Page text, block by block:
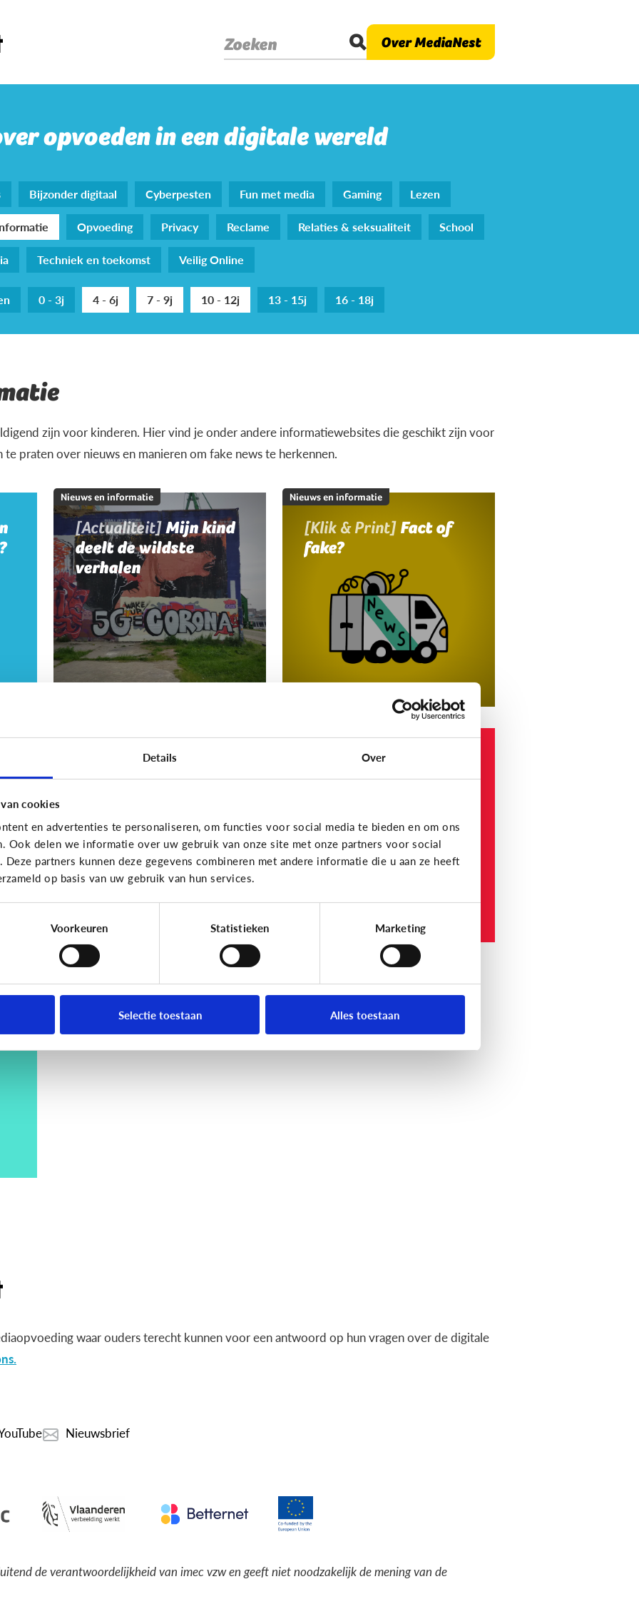
Details Over
cookies
en advertenties te personaliseren, om functies voor social media te bieden en om ons
Ook delen we informatie over uw gebruik van onze site met onze partners voor social
Deze partners kunnen deze gegevens combineren met andere informatie die u aan ze heeft
op basis van uw gebruik van hun services.
Voorkeuren Statistieken Marketing
Selectie toestaan Alles toestaan
Zoeken Over MediaNest
opvoeden in een digitale wereld
Bijzonder digitaal Cyberpesten Fun met media Gaming
Lezen
Opvoeding Privacy Reclame Relaties & seksualiteit
School
Techniek en toekomst Veilig Online
0 - 3j 4 - 6j 7 - 9j 10 - 12j 13 - 15j 16 - 18j
zijn voor kinderen. Hier vind je onder andere informatiewebsites die geschikt zijn voor
praten over nieuws en manieren om fake news te herkennen.
Nieuws en informatie
[Actualiteit]Mijn kind
deelt de wildste
verhalen
Nieuws en informatie
[Klik & Print] Fact of
fake?
Nep of echt?
informatiewebsites
kinderen en jongeren?
waar ouders terecht kunnen voor een antwoord op hun vragen over de digitale
Nieuwsbrief
de verantwoordelijkheid van imec vzw en geeft niet noodzakelijk de mening van de